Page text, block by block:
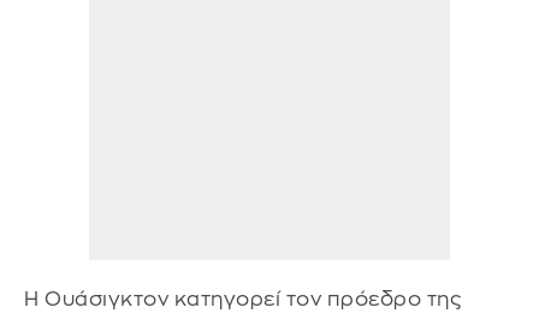
Η Ουάσιγκτον κατηγορεί τον πρόεδρο της